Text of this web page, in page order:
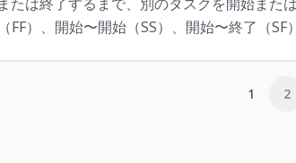
FF）、開始〜開始（SS）、開始〜終了（SF
1 2